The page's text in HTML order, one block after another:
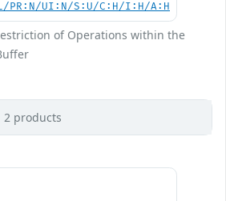
PR:N/UI:N/S:U/C:H/I:H/A:H
of Operations within the
2 products